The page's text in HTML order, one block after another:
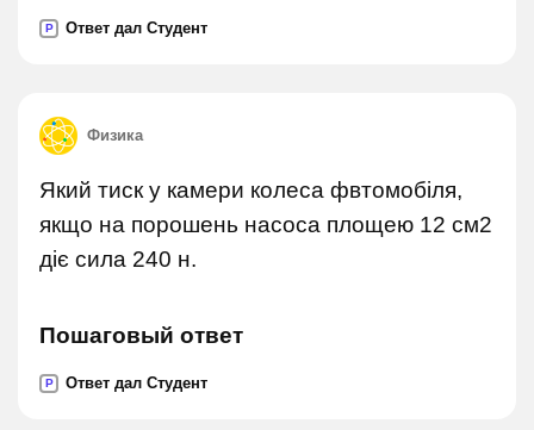
P Ответ дал Студент
Физика
Який тиск у камери колеса фвтомобіля,
якщо на порошень насоса площею 12 см2
діє сила 240 н.
Пошаговый ответ
P Ответ дал Студент